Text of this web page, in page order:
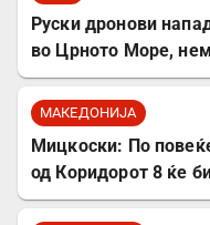
Руски дронови
во Црното Море,
МАКЕДОНИЈА
Мицкоски: По
од Коридорот 8 ќе